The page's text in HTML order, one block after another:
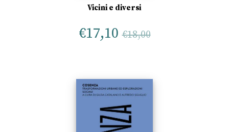
Vicini e diversi
€17,10 €18,00